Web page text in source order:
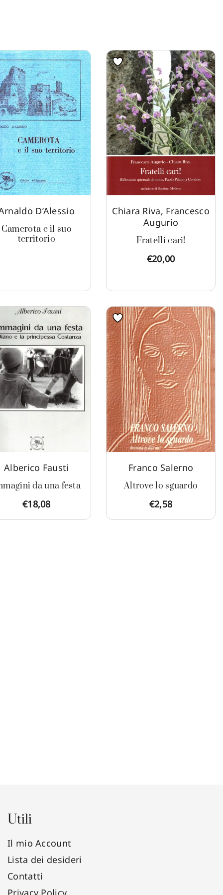
D’Alessio
Camerota e il suo
territorio
Chiara Riva, Francesco
Augurio
Fratelli cari!
€20,00
Alberico Fausti
da una festa
€18,08
Franco Salerno
Altrove lo sguardo
€2,58
Utili
Il mio Account
Lista dei desideri
Contatti
Privacy Policy